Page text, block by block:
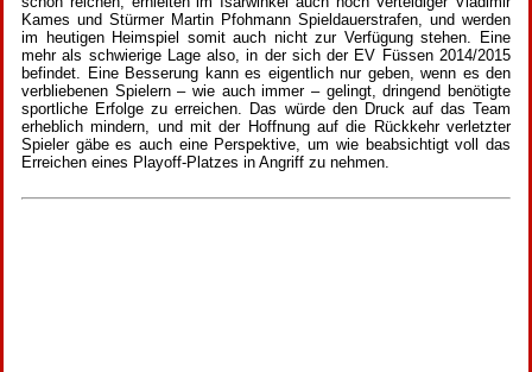
Kames und Stürmer Martin Pfohmann Spieldauerstrafen, und werden
im heutigen Heimspiel somit auch nicht zur Verfügung stehen. Eine
mehr als schwierige Lage also, in der sich der EV Füssen 2014/2015
befindet. Eine Besserung kann es eigentlich nur geben, wenn es den
verbliebenen Spielern – wie auch immer – gelingt, dringend benötigte
sportliche Erfolge zu erreichen. Das würde den Druck auf das Team
erheblich mindern, und mit der Hoffnung auf die Rückkehr verletzter
Spieler gäbe es auch eine Perspektive, um wie beabsichtigt voll das
Erreichen eines Playoff-Platzes in Angriff zu nehmen.